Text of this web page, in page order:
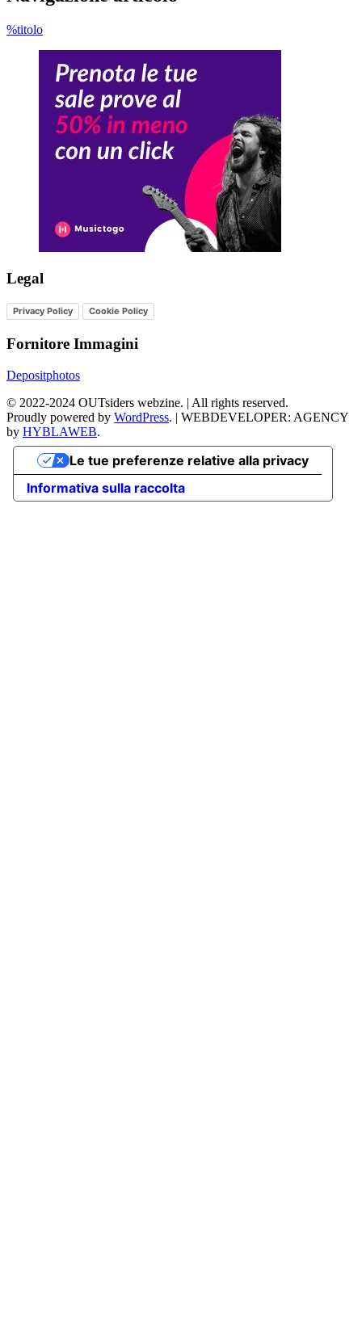
%titolo
Legal
Privacy Policy Cookie Policy
Fornitore Immagini
Depositphotos
© 2022-2024 OUTsiders webzine. | All rights reserved.
Proudly powered by WordPress. | WEBDEVELOPER: AGENCY
by HYBLAWEB.
Informativa sulla raccolta
Le tue preferenze relative alla privacy